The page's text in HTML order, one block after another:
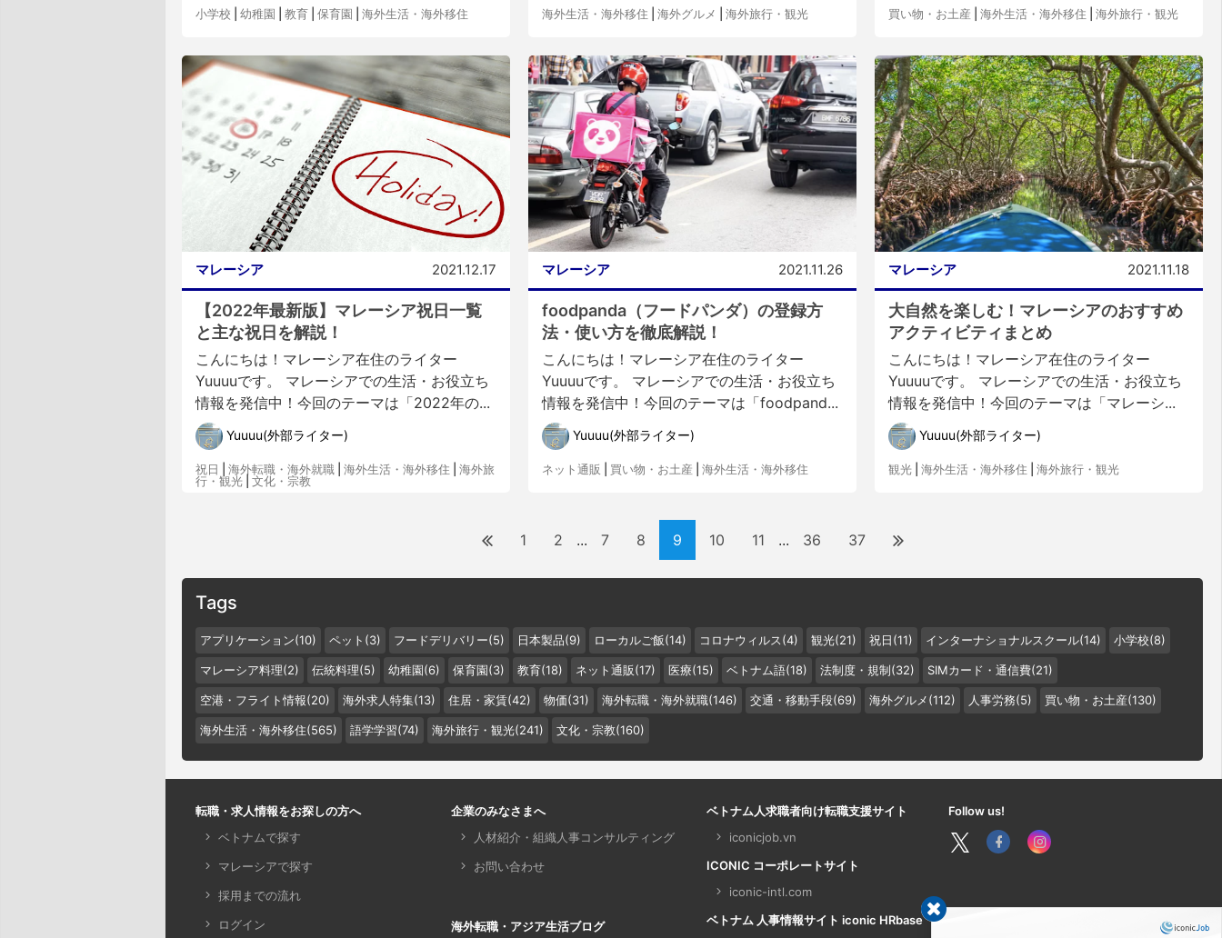
小学校 幼稚園 教育 保育園 海外生活・海外移住 海外生活・海外移住 海外グルメ 海外旅行・観光 買い物・お土産 海外生活・海外移住 海外旅行・観光
マレーシア 2021.12.17
【2022年最新版】マレーシア祝日一覧
と主な祝日を解説！
こんにちは！マレーシア在住のライター
Yuuuuです。 マレーシアでの生活・お役立ち
情報を発信中！今回のテーマは「2022年の...
Yuuuu(外部ライター)
祝日 海外転職・海外就職 海外生活・海外移住
海外旅
行・観光
文化・宗教
マレーシア 2021.11.26
foodpanda（フードパンダ）の登録方
法・使い方を徹底解説！
こんにちは！マレーシア在住のライター
Yuuuuです。 マレーシアでの生活・お役立ち
情報を発信中！今回のテーマは「foodpand...
Yuuuu(外部ライター)
ネット通販 買い物・お土産 海外生活・海外移住
マレーシア 2021.11.18
大自然を楽しむ！マレーシアのおすすめ
アクティビティまとめ
こんにちは！マレーシア在住のライター
Yuuuuです。 マレーシアでの生活・お役立ち
情報を発信中！今回のテーマは「マレーシ...
Yuuuu(外部ライター)
観光 海外生活・海外移住 海外旅行・観光
1 2 7 8 9 10 11 36 37
Tags
アプリケーション(10) ペット(3) フードデリバリー(5) 日本製品(9) ローカルご飯(14) コロナウィルス(4) 観光(21) 祝日(11) インターナショナルスクール(14) 小学校(8)
マレーシア料理(2) 伝統料理(5) 幼稚園(6) 保育園(3) 教育(18) ネット通販(17) 医療(15) ベトナム語(18) 法制度・規制(32) SIMカード・通信費(21)
空港・フライト情報(20) 海外求人特集(13) 住居・家賃(42) 物価(31) 海外転職・海外就職(146) 交通・移動手段(69) 海外グルメ(112) 人事労務(5) 買い物・お土産(130)
海外生活・海外移住(565) 語学学習(74) 海外旅行・観光(241) 文化・宗教(160)
転職・求人情報をお探しの方へ
ベトナムで探す
マレーシアで探す
採用までの流れ
ログイン
企業のみなさまへ
人材紹介・組織人事コンサルティング
お問い合わせ
海外転職・アジア生活ブログ
ベトナム人求職者向け転職支援サイト
iconicjob.vn
ICONIC コーポレートサイト
iconic-intl.com
ベトナム 人事情報サイト iconic HRbase
Follow us!